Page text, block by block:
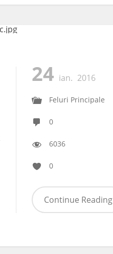
24 ian. 2016
Feluri Principale
0
6036
0
Continue Reading